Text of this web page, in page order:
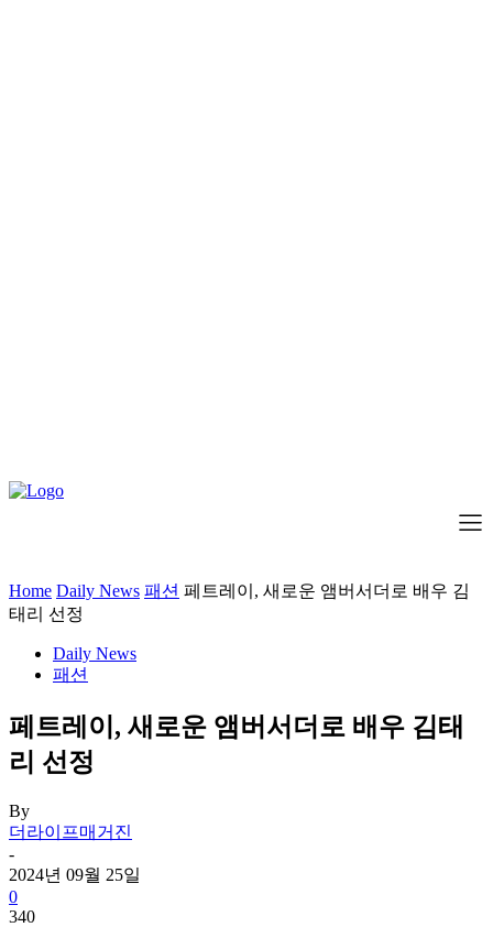
Home Daily News 패션 페트레이, 새로운 앰버서더로 배우 김
태리 선정
Daily News
패션
페트레이, 새로운 앰버서더로 배우 김태
리 선정
By
더라이프매거진
-
2024년 09월 25일
0
340